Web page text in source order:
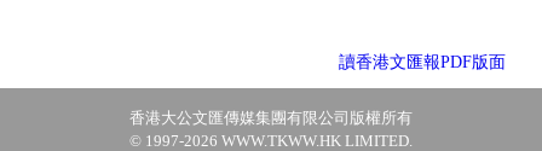
讀香港文匯報PDF版面
香港大公文匯傳媒集團有限公司版權所有
© 1997-2026 WWW.TKWW.HK LIMITED.